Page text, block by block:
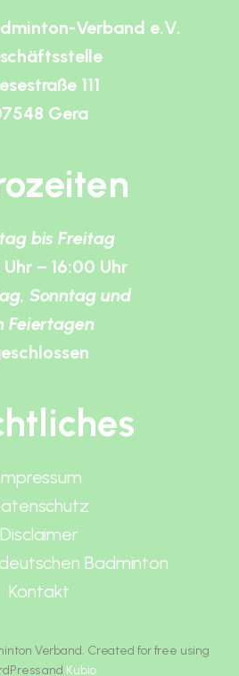
Verband e.V.
111
Gera
bis Freitag
– 16:00 Uhr
Sonntag und
Feiertagen
Disclaimer
Badminton
Kontakt
Verband. Created for free using
and Kubio